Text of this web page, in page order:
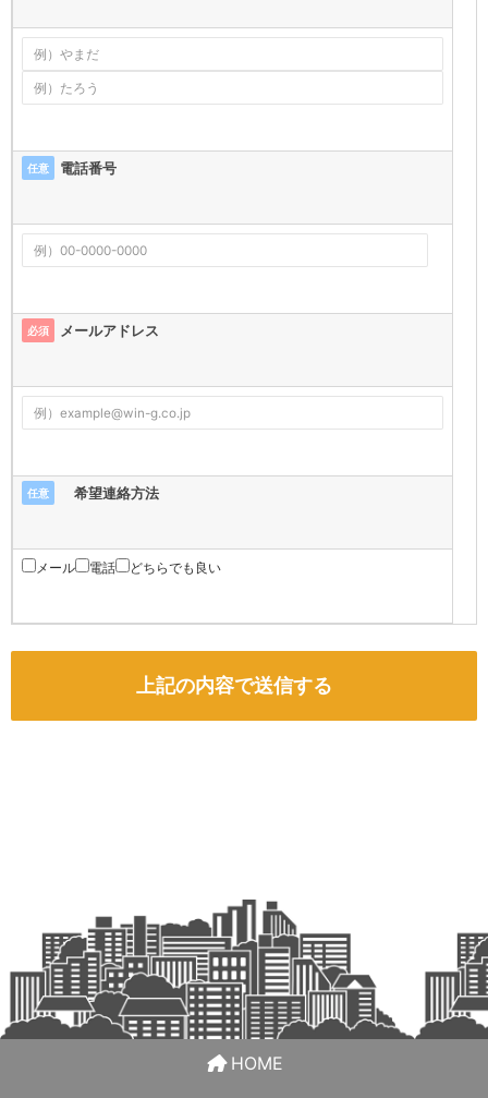
任意 電話番号
必須 メールアドレス
任意 希望連絡方法
メール 電話 どちらでも良い
HOME